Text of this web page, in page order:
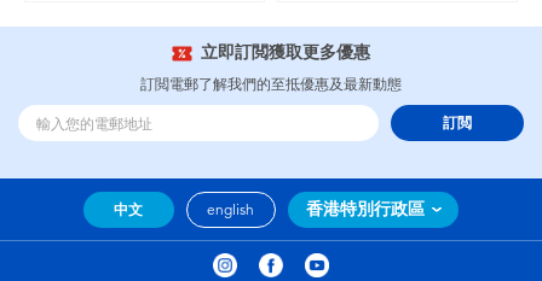
立即訂閲獲取更多優惠
訂閲電郵了解我們的至抵優惠及最新動態
訂閲
中文 english 香港特別行政區